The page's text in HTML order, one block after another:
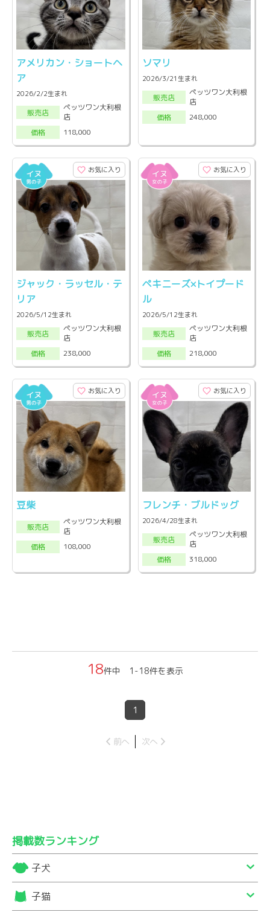
アメリカン・ショートヘ
ア
2026/2/2生まれ
販売店
ペッツワン大利根
店
価格
118,000
ソマリ
2026/3/21生まれ
販売店
ペッツワン大利根
店
価格
248,000
お気に入り
ジャック・ラッセル・テ
リア
2026/5/12生まれ
販売店
ペッツワン大利根
店
価格
238,000
お気に入り
ペキニーズ×トイプード
ル
2026/5/12生まれ
販売店
ペッツワン大利根
店
価格
218,000
お気に入り
豆柴
販売店
ペッツワン大利根
店
価格
108,000
お気に入り
フレンチ・ブルドッグ
2026/4/28生まれ
販売店
ペッツワン大利根
店
価格
318,000
18件中 1-18件を表示
1
前へ 次へ
掲載数ランキング
子犬
子猫